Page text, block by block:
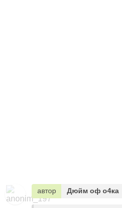
автор Дюйм оф о4ка